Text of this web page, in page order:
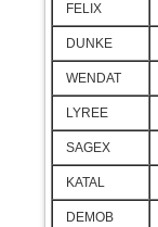
FELIX
DUNKE
WENDAT
LYREE
SAGEX
KATAL
DEMOB